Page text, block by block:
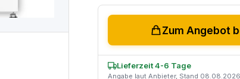
Zum Angebot
Lieferzeit 4-6 Tage
Angabe laut Anbieter, Stand 08.08.2026